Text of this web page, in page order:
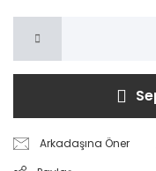
Arkadaşına Öner